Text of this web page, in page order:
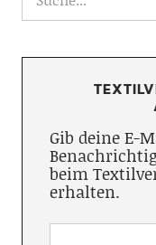
Gib deine E-
beim
erhalten.